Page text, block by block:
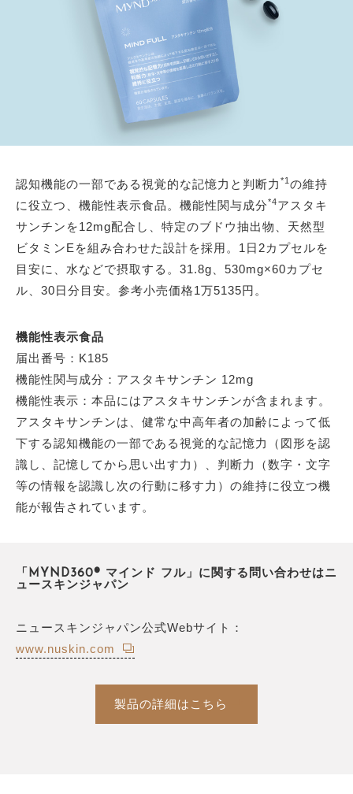
認知機能の一部である視覚的な記憶力と判断力 *1 の維持
に役立つ、機能性表示食品。機能性関与成分*4アスタキ
サンチンを12mg配合し、特定のブドウ抽出物、天然型
ビタミンEを組み合わせた設計を採用。1日2カプセルを
目安に、水などで摂取する。31.8g、530mg×60カプセ
ル、30日分目安。参考小売価格1万5135円。
機能性表示食品
届出番号：K185
機能性関与成分：アスタキサンチン 12mg
機能性表示：本品にはアスタキサンチンが含まれます。
アスタキサンチンは、健常な中高年者の加齢によって低
下する認知機能の一部である視覚的な記憶力（図形を認
識し、記憶してから思い出す力）、判断力（数字・文字
等の情報を認識し次の行動に移す力）の維持に役立つ機
能が報告されています。
「MYND360® マインド フル」に関する問い合わせはニ
ュースキンジャパン
ニュースキンジャパン公式Webサイト：
www.nuskin.com
製品の詳細はこちら